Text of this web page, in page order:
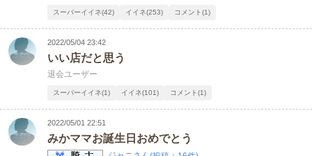
スーパーイイネ(42) イイネ(253) コメント(1)
2022/05/04 23:42
いい店だと思う
退会ユーザー
スーパーイイネ(1) イイネ(101) コメント(1)
2022/05/01 22:51
みかママお誕生日おめでとう